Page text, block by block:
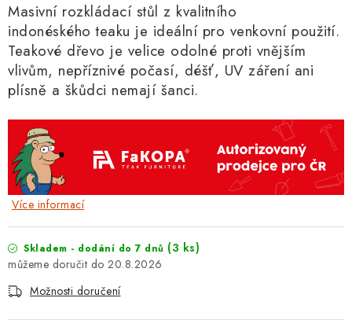
Masivní rozkládací stůl z kvalitního
indonéského teaku je ideální pro venkovní použití.
Teakové dřevo je velice odolné proti vnějším
vlivům, nepříznivé počasí, déšť, UV záření ani
plísně a škůdci nemají šanci.
Více informací
Skladem - dodání do 7 dnů (3 ks)
20.8.2026
Možnosti doručení